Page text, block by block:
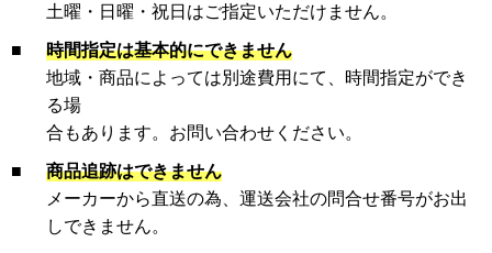
土曜・日曜・祝日はご指定いただけません。
■
時間指定は基本的にできません
地域・商品によっては別途費用にて、時間指定ができ
る場
合もあります。お問い合わせください。
■
商品追跡はできません
メーカーから直送の為、運送会社の問合せ番号がお出
しできません。